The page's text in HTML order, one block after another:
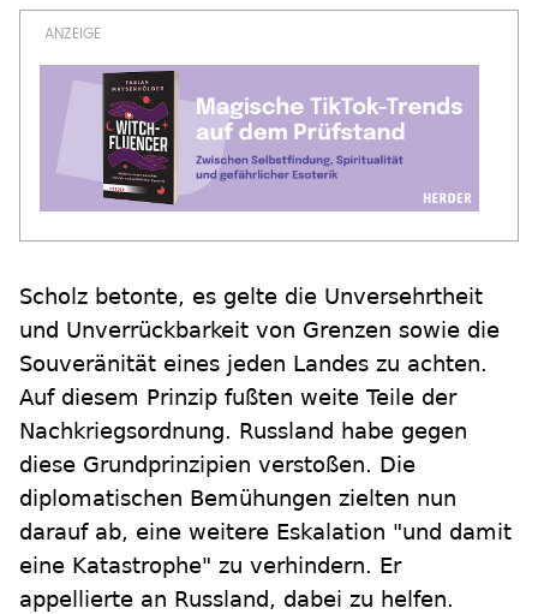
Scholz betonte, es gelte die Unversehrtheit
und Unverrückbarkeit von Grenzen sowie die
Souveränität eines jeden Landes zu achten.
Auf diesem Prinzip fußten weite Teile der
Nachkriegsordnung. Russland habe gegen
diese Grundprinzipien verstoßen. Die
diplomatischen Bemühungen zielten nun
darauf ab, eine weitere Eskalation "und damit
eine Katastrophe" zu verhindern. Er
appellierte an Russland, dabei zu helfen.